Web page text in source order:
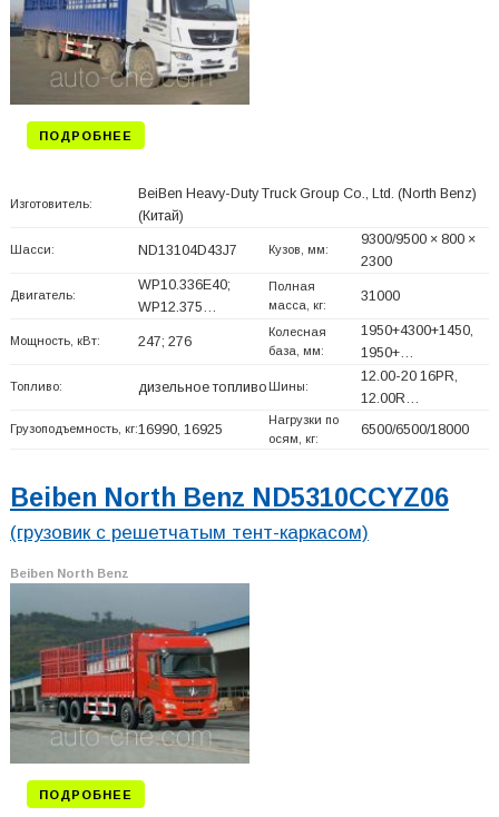
ПОДРОБНЕЕ
Изготовитель:
BeiBen Heavy-Duty Truck Group Co., Ltd. (North Benz)
(Китай)
Шасси: ND13104D43J7 Кузов, мм:
9300/9500 × 800 ×
2300
Двигатель:
WP10.336E40;
WP12.375…
Полная
масса, кг:
31000
Мощность, кВт: 247; 276
Колесная
база, мм:
1950+4300+1450,
1950+…
Топливо: дизельное топливо Шины:
12.00-20 16PR,
12.00R…
Грузоподъемность, кг:16990, 16925
Нагрузки по
осям, кг:
6500/6500/18000
Beiben North Benz ND5310CCYZ06
(грузовик с решетчатым тент-каркасом)
Beiben North Benz
ПОДРОБНЕЕ